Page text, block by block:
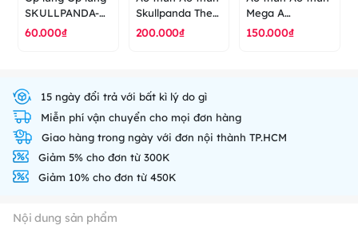
SKULLPANDA-
CLUB MAN -
60.000₫
Skullpanda The
Rat - The mare
200.000₫
Mega A
Skullpanda - POP
150.000₫
15 ngày đổi trả với bất kì lý do gì
Miễn phí vận chuyển cho mọi đơn hàng
Giao hàng trong ngày với đơn nội thành TP.HCM
Giảm 5% cho đơn từ 300K
Giảm 10% cho đơn từ 450K
Nội dung sản phẩm